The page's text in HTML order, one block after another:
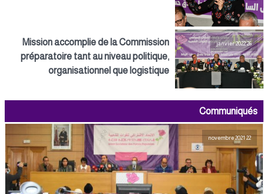
26 janvier 2022
Mission accomplie de la Commission
préparatoire tant au niveau politique,
organisationnel que logistique
Communiqués
22 novembre 2021